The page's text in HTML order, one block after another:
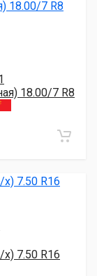
18.00/7 R8
7.50 R16